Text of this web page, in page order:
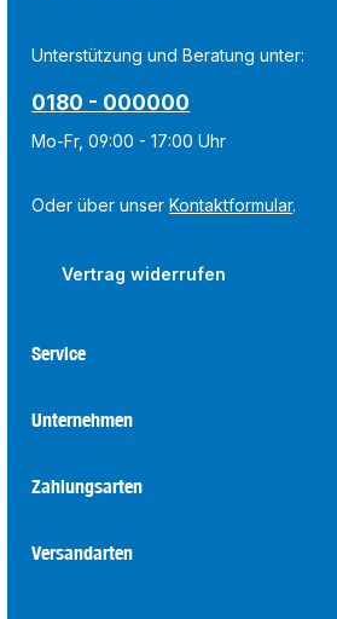
Unterstützung und Beratung unter:
0180 - 000000
Mo-Fr, 09:00 - 17:00 Uhr
Oder über unserKontaktformular.
Vertrag widerrufen
Service
Unternehmen
Zahlungsarten
Versandarten